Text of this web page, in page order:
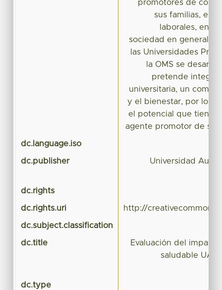
promotores de
sus familias, en
laborales, en
sociedad en general.
las Universidades
la OMS se
pretende
universitaria, un
y el bienestar, por lo
el potencial que tiene
agente promotor de
dc.language.iso
dc.publisher Universidad
dc.rights
dc.rights.uri http://
dc.subject.classification
dc.title
Evaluación del
saludable
dc.type